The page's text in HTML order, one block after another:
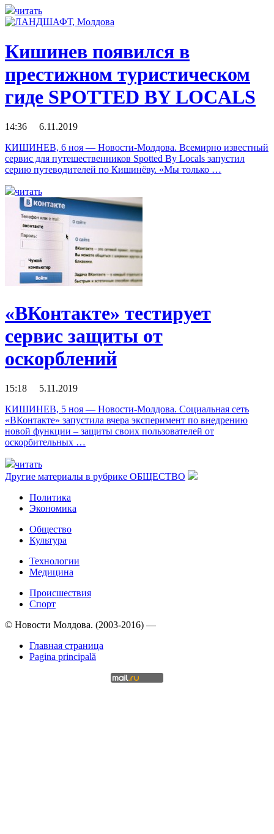
читать
Кишинев появился в
престижном туристическом
гиде SPOTTED BY LOCALS
14:36 6.11.2019
КИШИНЕВ, 6 ноя — Новости-Молдова. Всемирно известный
сервис для путешественников Spotted By Locals запустил
серию путеводителей по Кишинёву. «Мы только …
читать
«ВКонтакте» тестирует
сервис защиты от
оскорблений
15:18 5.11.2019
КИШИНЕВ, 5 ноя — Новости-Молдова. Социальная сеть
«ВКонтакте» запустила вчера эксперимент по внедрению
новой функции – защиты своих пользователей от
оскорбительных …
читать
Другие материалы в рубрике ОБЩЕСТВО
Политика
Экономика
Общество
Культура
Технологии
Медицина
Происшествия
Спорт
© Новости Молдова. (2003-2016) —
Главная страница
Pagina principală